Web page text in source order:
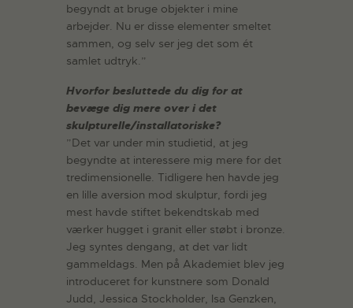
begyndt at bruge objekter i mine
arbejder. Nu er disse elementer smeltet
sammen, og selv ser jeg det som ét
samlet udtryk.”
Hvorfor besluttede du dig for at
bevæge dig mere over i det
skulpturelle/installatoriske?
”Det var under min studietid, at jeg
begyndte at interessere mig mere for det
tredimensionelle. Tidligere hen havde jeg
en lille aversion mod skulptur, fordi jeg
mest havde stiftet bekendtskab med
værker hugget i granit eller støbt i bronze.
Jeg syntes dengang, at det var lidt
gammeldags. Men på Akademiet blev jeg
introduceret for kunstnere som Donald
Judd, Jessica Stockholder, Isa Genzken,